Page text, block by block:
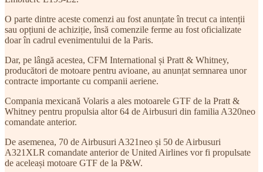
O parte dintre aceste comenzi au fost anunțate în trecut ca intenții
sau opțiuni de achiziție, însă comenzile ferme au fost oficializate
doar în cadrul evenimentului de la Paris.
Dar, pe lângă acestea, CFM International și Pratt & Whitney,
producători de motoare pentru avioane, au anunțat semnarea unor
contracte importante cu companii aeriene.
Compania mexicană Volaris a ales motoarele GTF de la Pratt &
Whitney pentru propulsia altor 64 de Airbusuri din familia A320neo
comandate anterior.
De asemenea, 70 de Airbusuri A321neo și 50 de Airbusuri
A321XLR comandate anterior de United Airlines vor fi propulsate
de aceleași motoare GTF de la P&W.